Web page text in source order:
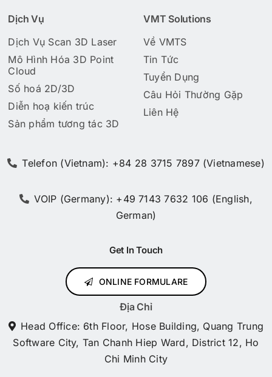
Dịch Vụ
Dịch Vụ Scan 3D Laser
Mô Hình Hóa 3D Point
Cloud
Số hoá 2D/3D
Diễn hoạ kiến trúc
Sản phẩm tương tác 3D
VMT Solutions
Về VMTS
Tin Tức
Tuyển Dụng
Câu Hỏi Thường Gặp
Liên Hệ
Địa Chỉ
Head Office: 6th Floor, Hose Building, Quang Trung
Software City, Tan Chanh Hiep Ward, District 12, Ho
Chi Minh City
Get In Touch
ONLINE FORMULARE
Telefon (Vietnam): +84 28 3715 7897 (Vietnamese)
VOIP (Germany): +49 7143 7632 106 (English,
German)